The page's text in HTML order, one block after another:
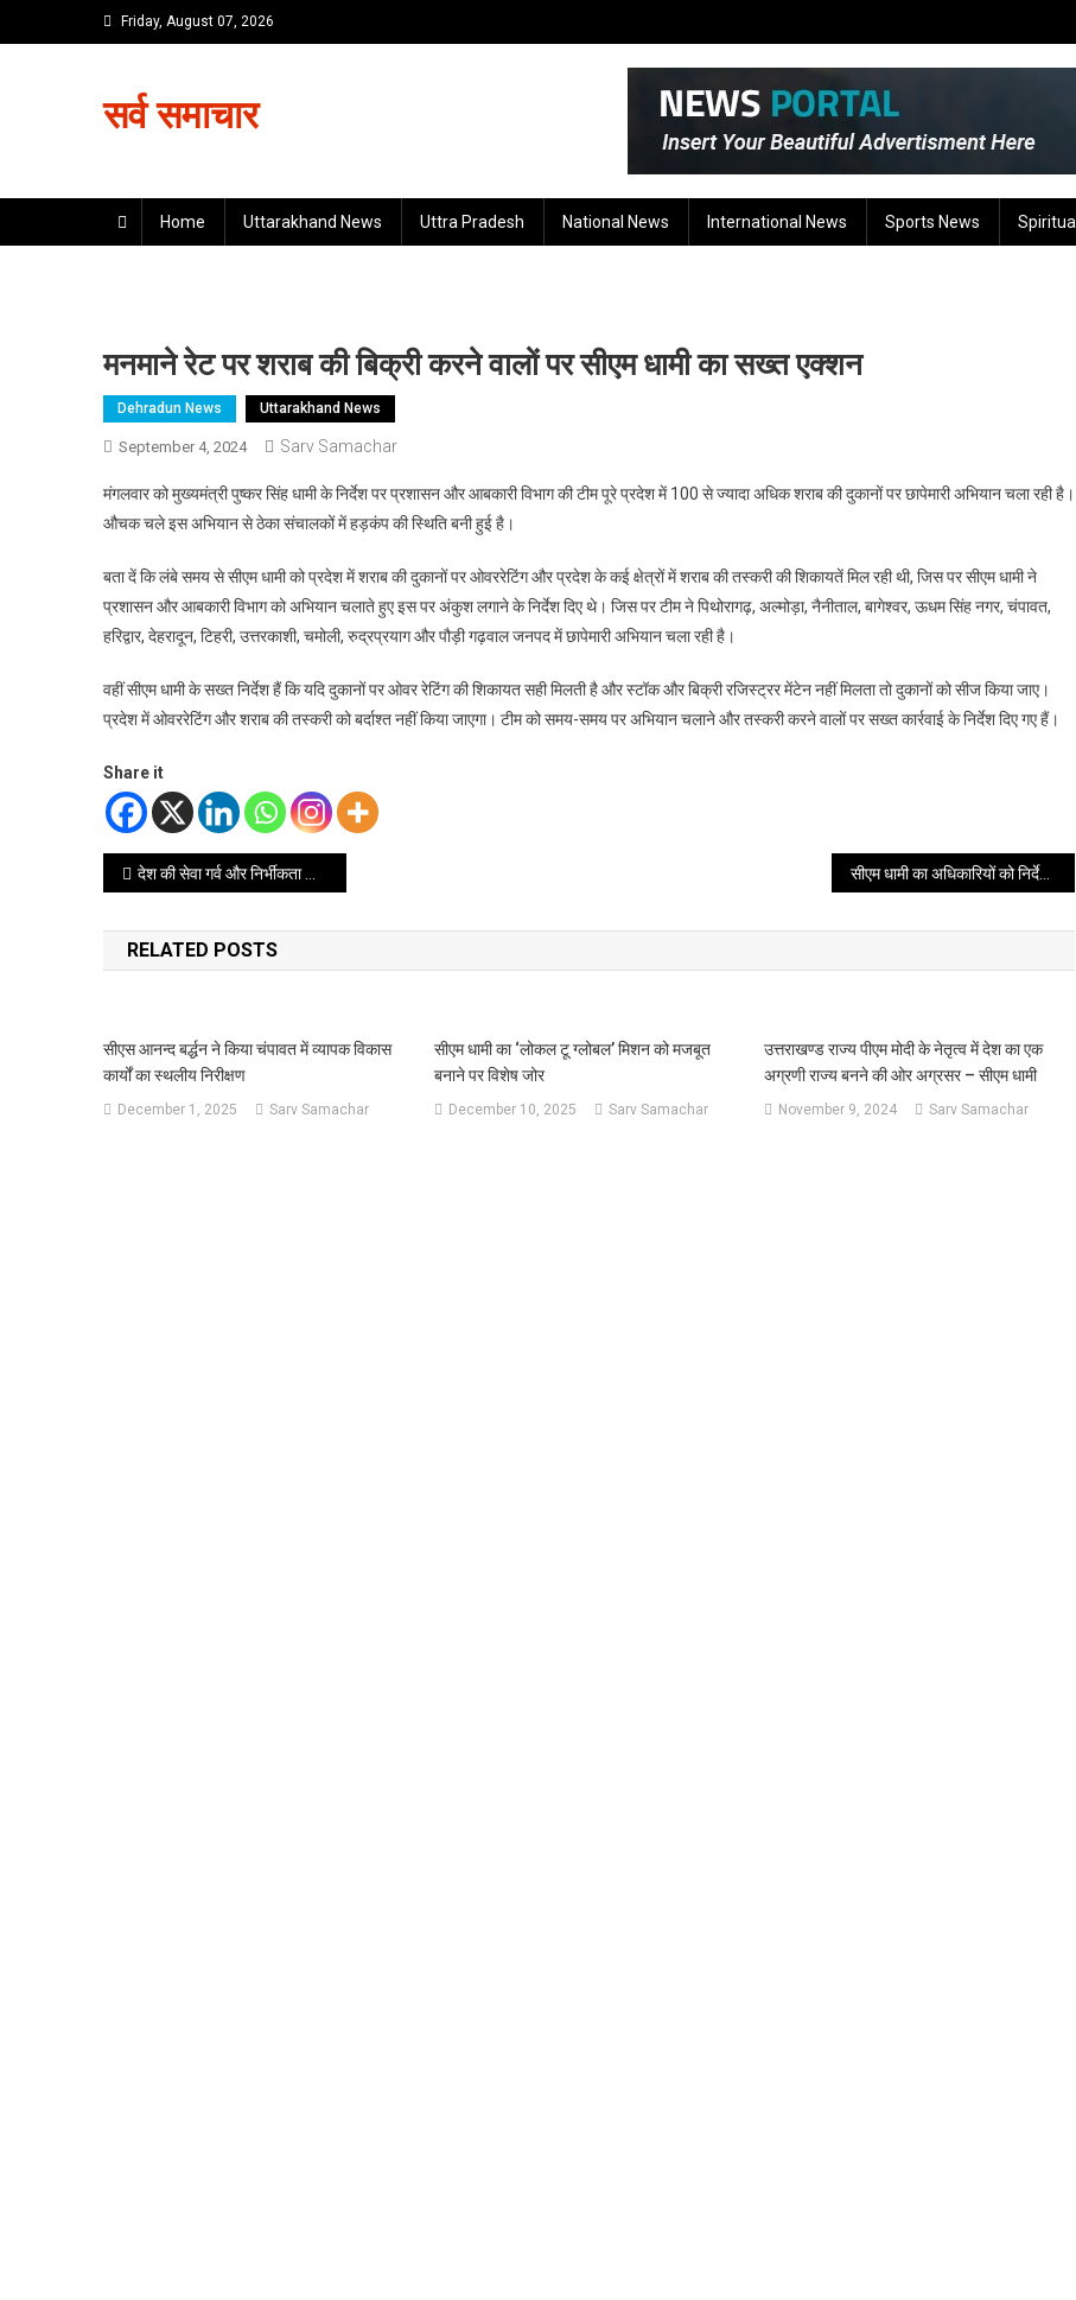
to
Friday, August 07, 2026
सर्व समाचार
Home Uttarakhand News Uttra Pradesh National News International News Sports News Spiritual
मनमाने रेट पर शराब की बिक्री करने वालों पर सीएम धामी का सख्त एक्शन
Dehradun News Uttarakhand News
September 4, 2024 Sarv Samachar
मंगलवार को मुख्यमंत्री पुष्कर सिंह धामी के निर्देश पर प्रशासन और आबकारी विभाग की टीम पूरे प्रदेश में 100 से ज्यादा अधिक शराब की दुकानों पर छापेमारी अभियान चला रही है।
औचक चले इस अभियान से ठेका संचालकों में हड़कंप की स्थिति बनी हुई है।
बता दें कि लंबे समय से सीएम धामी को प्रदेश में शराब की दुकानों पर ओवररेटिंग और प्रदेश के कई क्षेत्रों में शराब की तस्करी की शिकायतें मिल रही थी, जिस पर सीएम धामी ने
प्रशासन और आबकारी विभाग को अभियान चलाते हुए इस पर अंकुश लगाने के निर्देश दिए थे। जिस पर टीम ने पिथोरागढ़, अल्मोड़ा, नैनीताल, बागेश्वर, ऊधम सिंह नगर, चंपावत,
हरिद्वार, देहरादून, टिहरी, उत्तरकाशी, चमोली, रुद्रप्रयाग और पौड़ी गढ़वाल जनपद में छापेमारी अभियान चला रही है।
वहीं सीएम धामी के सख्त निर्देश हैं कि यदि दुकानों पर ओवर रेटिंग की शिकायत सही मिलती है और स्टॉक और बिक्री रजिस्ट्रर मेंटेन नहीं मिलता तो दुकानों को सीज किया जाए।
प्रदेश में ओवररेटिंग और शराब की तस्करी को बर्दाश्त नहीं किया जाएगा। टीम को समय-समय पर अभियान चलाने और तस्करी करने वालों पर सख्त कार्रवाई के निर्देश दिए गए हैं।
Share it
Post
navigation
देश की सेवा गर्व और निर्भीकता के साथ करें! भारत माता आपका इंतजार कर रही है: उपराष्ट्रपति
RELATED POSTS
सीएस आनन्द बर्द्धन ने किया चंपावत में व्यापक विकास
कार्यों का स्थलीय निरीक्षण
December 1, 2025 Sarv Samachar
सीएम धामी का ‘लोकल टू ग्लोबल’ मिशन को मजबूत
बनाने पर विशेष जोर
December 10, 2025 Sarv Samachar
उत्तराखण्ड राज्य पीएम मोदी के नेतृत्व में देश का एक
अग्रणी राज्य बनने की ओर अग्रसर – सीएम धामी
November 9, 2024 Sarv Samachar